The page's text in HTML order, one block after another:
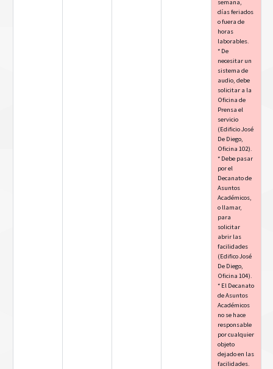
semana,
días feriados
o fuera de
horas
laborables.
* De
necesitar un
sistema de
audio, debe
solicitar a la
Oficina de
Prensa el
servicio
(Edificio José
De Diego,
Oficina 102).
* Debe pasar
por el
Decanato de
Asuntos
Académicos,
o llamar,
para
solicitar
abrir las
facilidades
(Edifico José
De Diego,
Oficina 104).
* El Decanato
de Asuntos
Académicos
no se hace
responsable
por cualquier
objeto
dejado en las
facilidades.